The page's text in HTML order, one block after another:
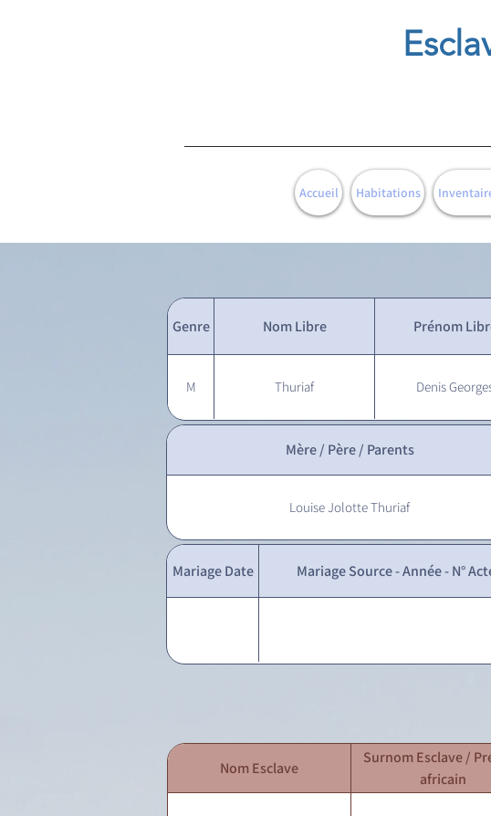
Accueil Habitations
Genre Nom Libre Prénom
M Thuriaf Denis
Mère / Père / Parents
Louise Jolotte Thuriaf
Mariage Date Mariage Source - Année - N°
Nom Esclave
Surnom Esclave /
africain